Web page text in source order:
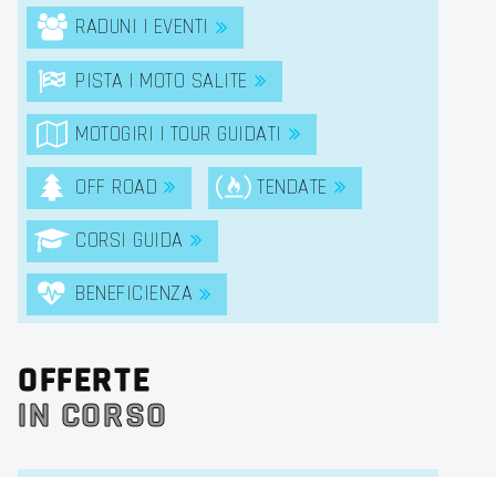
RADUNI | EVENTI
PISTA | MOTO SALITE
MOTOGIRI | TOUR GUIDATI
OFF ROAD TENDATE
CORSI GUIDA
BENEFICIENZA
OFFERTE
IN CORSO